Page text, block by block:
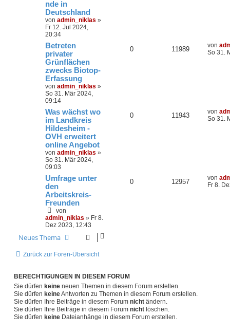
nde in
Deutschland
von admin_niklas »
Fr 12. Jul 2024,
20:34
Betreten
privater
Grünflächen
zwecks Biotop-
Erfassung
von admin_niklas »
So 31. Mär 2024,
09:14
0 11989 von
So 31.
Was wächst wo
im Landkreis
Hildesheim -
OVH erweitert
online Angebot
von admin_niklas »
So 31. Mär 2024,
09:03
0 11943 von
So 31.
Umfrage unter
den
Arbeitskreis-
Freunden
von
admin_niklas » Fr 8.
Dez 2023, 12:43
0 12957 von
Fr 8.
Neues Thema
Zurück zur Foren-Übersicht
BERECHTIGUNGEN IN DIESEM FORUM
Sie dürfen keine neuen Themen in diesem Forum erstellen.
Sie dürfen keineAntworten zu Themen in diesem Forum erstellen.
Sie dürfen Ihre Beiträge in diesem Forum nicht ändern.
Sie dürfen Ihre Beiträge in diesem Forum nicht löschen.
Sie dürfen keine Dateianhänge in diesem Forum erstellen.